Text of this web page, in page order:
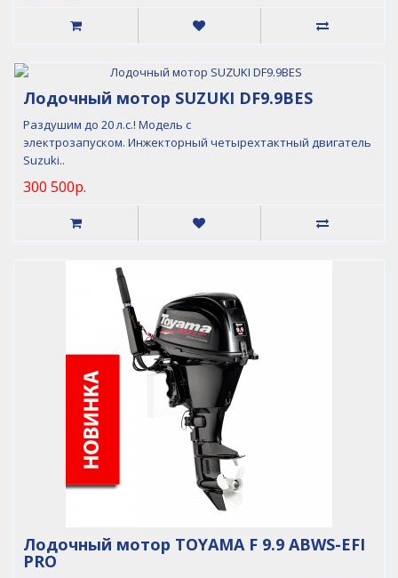
Лодочный мотор SUZUKI DF9.9BES
Раздушим до 20 л.с.! Модель с
электрозапуском. Инжекторный четырехтактный двигатель
Suzuki..
300 500р.
Лодочный мотор TOYAMA F 9.9 ABWS-EFI
PRO